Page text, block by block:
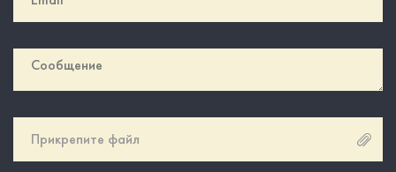
Прикрепите файл